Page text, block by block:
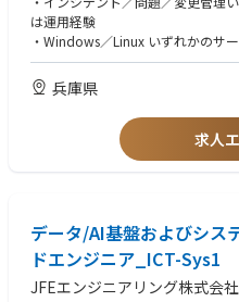
・カスタマーサポートとの連携、
・ベンダー・クラウド事業者との
・セキュリティインシデント発生
拠）
・AI等を活用した監視・障害対応
【技術スタック】
・プログラム関連：PHP(Laravel)
vaScript 、GAS
・システム監視／ログ管理：
は運用経験
・Windows／Linux いずれかのサ
zure/GCP のいずれか）の基礎知識
・関係者（社内ユーザー、開発、
・生成AI(利用、導入問わず)を活
■応募資格（スタッフの場合）
・Windows／Linuxサーバ、ネッ
識
兵庫県
求人
データ/AI基盤およびシス
ドエンジニア_ICT-Sys1
JFEエンジニアリング株式会社